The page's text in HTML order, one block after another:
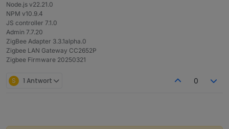
Node.js v22.21.0
NPM v10.9.4
JS controller 7.1.0
Admin 7.7.20
ZigBee Adapter 3.3.1alpha.0
Zigbee LAN Gateway CC2652P
Zigbee Firmware 20250321
S 1 Antwort 0